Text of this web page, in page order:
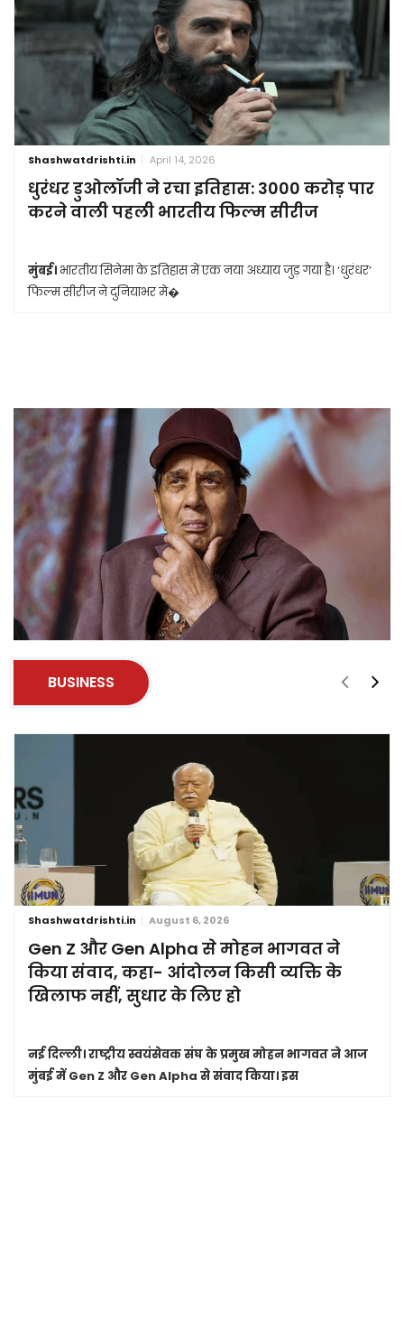
Shashwatdrishti.in April 14, 2026
धुरंधर डुओलॉजी ने रचा इतिहास: 3000 करोड़ पार
करने वाली पहली भारतीय फिल्म सीरीज
मुंबई। भारतीय सिनेमा के इतिहास में एक नया अध्याय जुड़ गया है। ‘धुरंधर’
फिल्म सीरीज ने दुनियाभर मे�
BUSINESS
Shashwatdrishti.in August 6, 2026
Gen Z और Gen Alpha से मोहन भागवत ने
किया संवाद, कहा- आंदोलन किसी व्यक्ति के
खिलाफ नहीं, सुधार के लिए हो
नई दिल्ली।राष्ट्रीय स्वयंसेवक संघ के प्रमुख मोहन भागवत ने आज
मुंबई में Gen Z और Gen Alpha से संवाद किया। इस